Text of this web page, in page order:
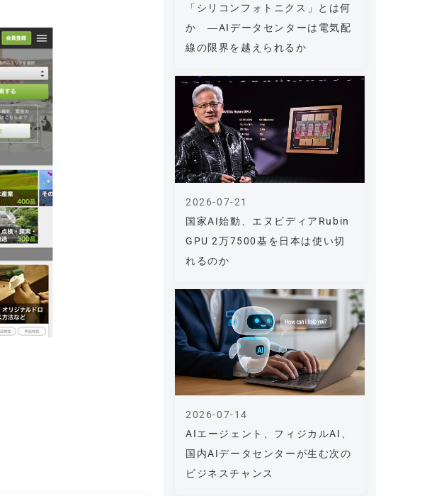
「シリコンフォトニクス」とは何
か ―AIデータセンターは電気配
線の限界を越えられるか
国家AI始動、エヌビディアRubin
GPU 2万7500基を日本は使い切
れるのか
2026-07-21
AIエージェント、フィジカルAI、
国内AIデータセンターが生む次の
ビジネスチャンス
2026-07-14